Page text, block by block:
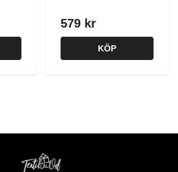
579 kr
KÖP